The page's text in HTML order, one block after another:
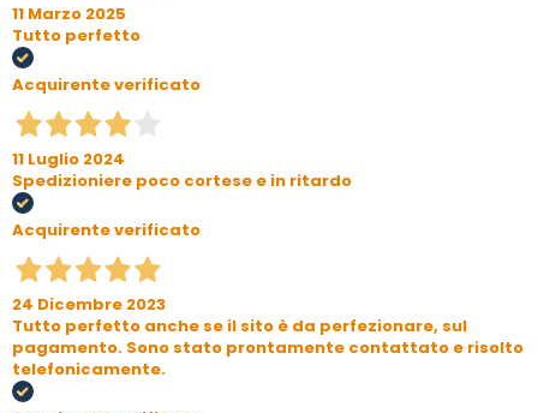
11 Marzo 2025
Tutto perfetto
Acquirente verificato
11 Luglio 2024
Spedizioniere poco cortese e in ritardo
Acquirente verificato
24 Dicembre 2023
Tutto perfetto anche se il sito è da perfezionare, sul
pagamento. Sono stato prontamente contattato e risolto
telefonicamente.